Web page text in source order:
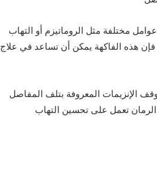
مختلفة مثل الروماتيزم أو التهاب
فإن هذه الفاكهة يمكن أن تساعد في علاج
الإنزيمات المعروفة بتلف المفاصل
تعمل على تحسين التهاب